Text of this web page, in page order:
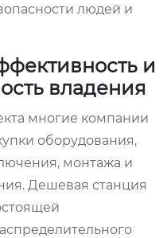
людей и
и
владения
многие компании
оборудования,
монтажа и
Дешевая станция